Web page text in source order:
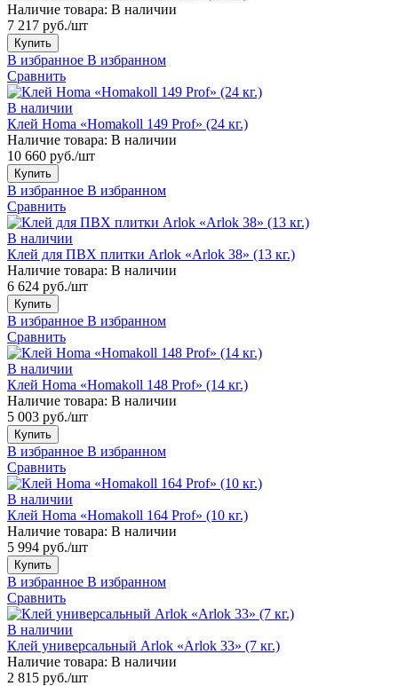
Наличие товара: В наличии
7 217 руб./шт
Купить
В избранное В избранном
Сравнить
В наличии
Клей Homa «Homakoll 149 Prof» (24 кг.)
Наличие товара: В наличии
10 660 руб./шт
Купить
В избранное В избранном
Сравнить
В наличии
Клей для ПВХ плитки Arlok «Arlok 38» (13 кг.)
Наличие товара: В наличии
6 624 руб./шт
Купить
В избранное В избранном
Сравнить
В наличии
Клей Homa «Homakoll 148 Prof» (14 кг.)
Наличие товара: В наличии
5 003 руб./шт
Купить
В избранное В избранном
Сравнить
В наличии
Клей Homa «Homakoll 164 Prof» (10 кг.)
Наличие товара: В наличии
5 994 руб./шт
Купить
В избранное В избранном
Сравнить
В наличии
Клей универсальный Arlok «Arlok 33» (7 кг.)
Наличие товара: В наличии
2 815 руб./шт